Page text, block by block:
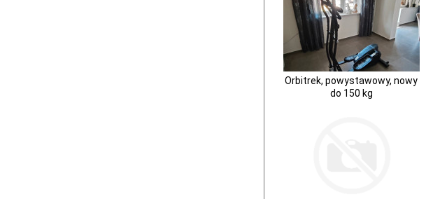
Orbitrek, powystawowy, nowy
do 150 kg